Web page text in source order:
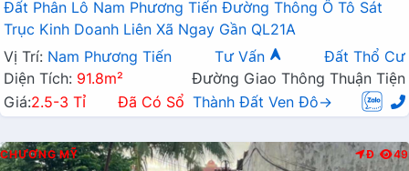
Đất Phân Lô Nam Phương Tiến Đường Thông Ô Tô Sát
Trục Kinh Doanh Liên Xã Ngay Gần QL21A
Vị Trí: Nam Phương Tiến Tư Vấn
Đất Thổ Cư
Diện Tích: 91.8m²
Đường Giao Thông Thuận Tiện
Giá:2.5-3 Tỉ Đã Có Sổ Thành Đất Ven Đô→
CHƯƠNG MỸ Đ 49